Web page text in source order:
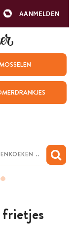
AANMELDEN